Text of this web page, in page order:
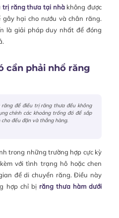
trị răng thưa tại nhàkhông được
gây hại cho nướu và chân răng.
là giải pháp duy nhất để đóng
cần phải nhổ răng
để điều trị răng thưa đều không
chính các khoảng trống đó để sắp
đều đặn và thẳng hàng.
trong những trường hợp cực kỳ
với tình trạng hô hoặc chen
để di chuyển răng. Điều này
hợp chỉ bị răng thưa hàm dưới